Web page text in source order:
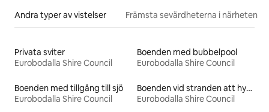
Andra typer av vistelser Främsta sevärdheterna i närheten
Privata sviter
Eurobodalla Shire Council
Boenden med bubbelpool
Eurobodalla Shire Council
Boenden med tillgång till sjö
Eurobodalla Shire Council
Boenden vid stranden att hyra
Eurobodalla Shire Council